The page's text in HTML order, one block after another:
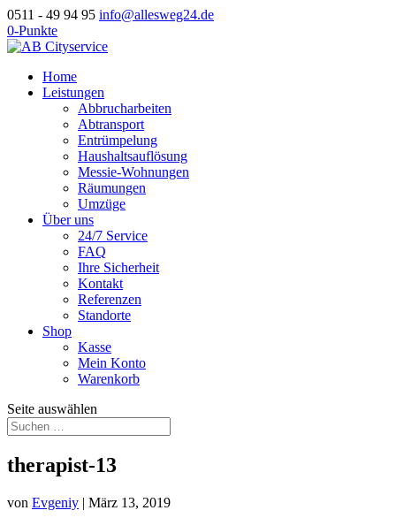
0511 - 49 94 95 info@allesweg24.de
0-Punkte
Home
Leistungen
Abbrucharbeiten
Abtransport
Entrümpelung
Haushaltsauflösung
Messie-Wohnungen
Räumungen
Umzüge
Über uns
24/7 Service
FAQ
Ihre Sicherheit
Kontakt
Referenzen
Standorte
Shop
Kasse
Mein Konto
Warenkorb
Seite auswählen
therapist-13
von Evgeniy | März 13, 2019